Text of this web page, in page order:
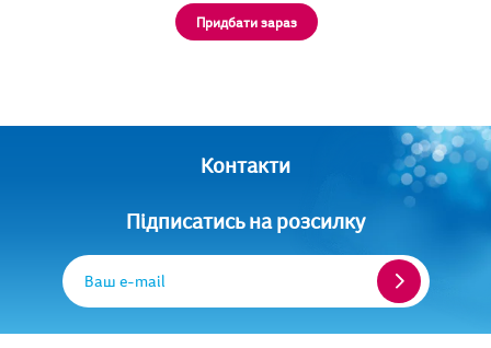
Придбати зараз
Контакти
Підписатись на розсилку
Ваш e-mail